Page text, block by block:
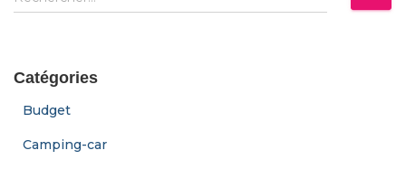
m
e
r
Catégories
Budget
Camping-car